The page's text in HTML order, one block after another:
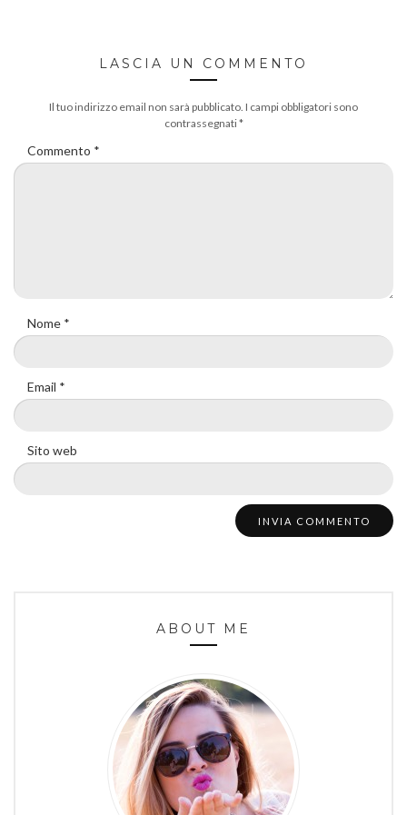
LASCIA UN COMMENTO
Il tuo indirizzo email non sarà pubblicato. I campi obbligatori sono
contrassegnati*
Commento *
Nome *
Email *
Sito web
ABOUT ME